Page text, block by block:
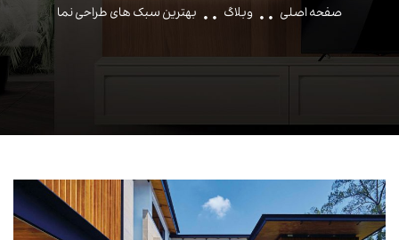
صفحه اصلی وبلاگ بهترین سبک های طراحی نما